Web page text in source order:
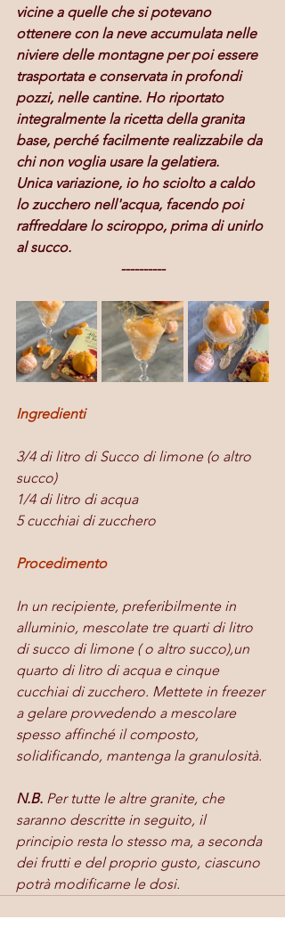
vicine a quelle che si potevano
ottenere con la neve accumulata nelle
niviere delle montagne per poi essere
trasportata e conservata in profondi
pozzi, nelle cantine. Ho riportato
integralmente la ricetta della granita
base, perché facilmente realizzabile da
chi non voglia usare la gelatiera.
Unica variazione, io ho sciolto a caldo
lo zucchero nell'acqua, facendo poi
raffreddare lo sciroppo, prima di unirlo
al succo.
----------
Ingredienti
3/4 di litro di Succo di limone (o altro
succo)
1/4 di litro di acqua
5 cucchiai di zucchero
Procedimento
In un recipiente, preferibilmente in
alluminio, mescolate tre quarti di litro
di succo di limone ( o altro succo),un
quarto di litro di acqua e cinque
cucchiai di zucchero. Mettete in freezer
a gelare provvedendo a mescolare
spesso affinché il composto,
solidificando, mantenga la granulosità.
N.B. Per tutte le altre granite, che
saranno descritte in seguito, il
principio resta lo stesso ma, a seconda
dei frutti e del proprio gusto, ciascuno
potrà modificarne le dosi.